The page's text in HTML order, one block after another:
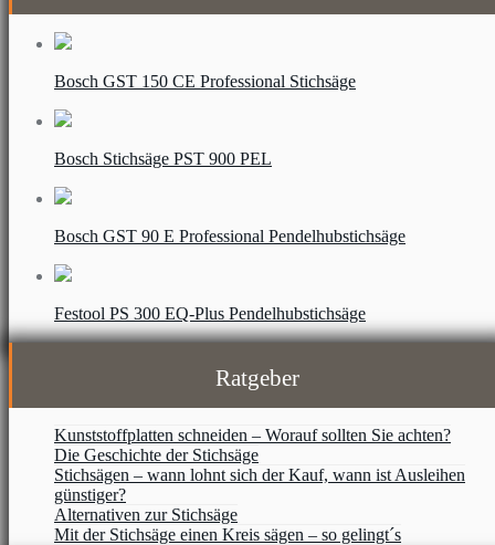
Bosch GST 150 CE Professional Stichsäge
Bosch Stichsäge PST 900 PEL
Bosch GST 90 E Professional Pendelhubstichsäge
Festool PS 300 EQ-Plus Pendelhubstichsäge
Ratgeber
Kunststoffplatten schneiden – Worauf sollten Sie achten?
Die Geschichte der Stichsäge
Stichsägen – wann lohnt sich der Kauf, wann ist Ausleihen
günstiger?
Alternativen zur Stichsäge
Mit der Stichsäge einen Kreis sägen – so gelingt´s